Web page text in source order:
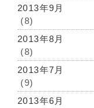
2013年9月
(8)
2013年8月
(8)
2013年7月
(9)
2013年6月